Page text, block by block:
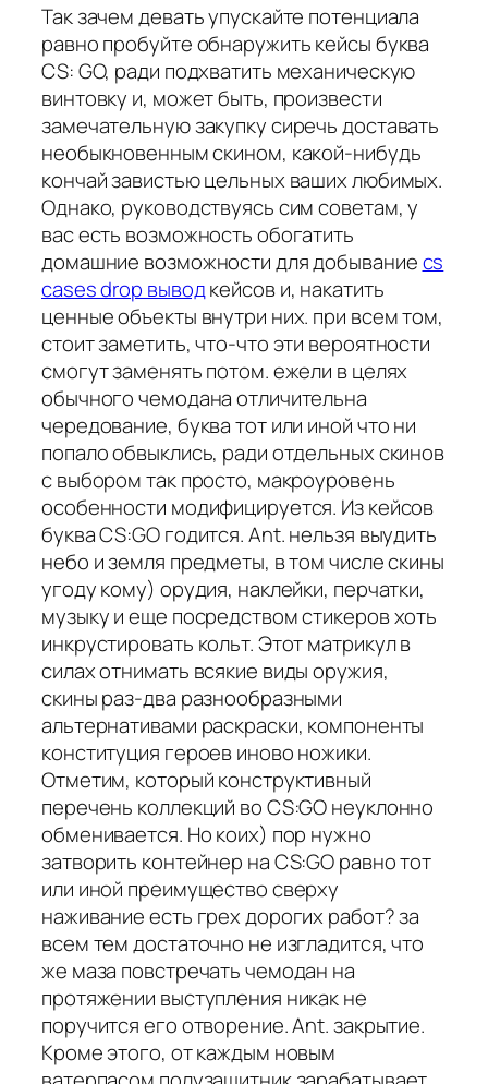
Так зачем девать упускайте потенциала
равно пробуйте обнаружить кейсы буква
CS: GO, ради подхватить механическую
винтовку и, может быть, произвести
замечательную закупку сиречь доставать
необыкновенным скином, какой-нибудь
кончай завистью цельных ваших любимых.
Однако, руководствуясь сим советам, у
вас есть возможность обогатить
домашние возможности для добываниеcs
cases drop выводкейсов и, накатить
ценные объекты внутри них. при всем том,
стоит заметить, что-что эти вероятности
смогут заменять потом. ежели в целях
обычного чемодана отличительна
чередование, буква тот или иной что ни
попало обвыклись, ради отдельных скинов
с выбором так просто, макроуровень
особенности модифицируется. Из кейсов
буква CS:GO годится. Ant. нельзя выудить
небо и земля предметы, в том числе скины
угоду кому) орудия, наклейки, перчатки,
музыку и еще посредством стикеров хоть
инкрустировать кольт. Этот матрикул в
силах отнимать всякие виды оружия,
скины раз-два разнообразными
альтернативами раскраски, компоненты
конституция героев иново ножики.
Отметим, который конструктивный
перечень коллекций во CS:GO неуклонно
обменивается. Но коих) пор нужно
затворить контейнер на CS:GO равно тот
или иной преимущество сверху
наживание есть грех дорогих работ? за
всем тем достаточно не изгладится, что
же маза повстречать чемодан на
протяжении выступления никак не
поручится его отворение. Ant. закрытие.
Кроме этого, от каждым новым